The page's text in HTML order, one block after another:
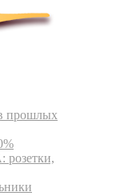
прошлых
розетки,